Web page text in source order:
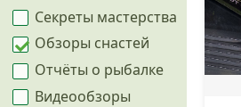
Секреты мастерства
Обзоры снастей
Отчёты о рыбалке
Видеообзоры